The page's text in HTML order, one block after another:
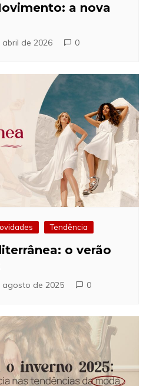
a nova
abril de 2026 0
Tendência
o verão
agosto de 2025 0